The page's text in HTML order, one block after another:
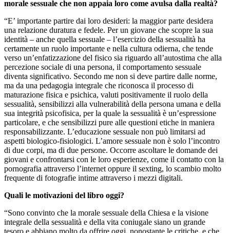
morale sessuale che non appaia loro come avulsa dalla realtà?
“E’ importante partire dai loro desideri: la maggior parte desidera
una relazione duratura e fedele. Per un giovane che scopre la sua
identità – anche quella sessuale – l’esercizio della sessualità ha
certamente un ruolo importante e nella cultura odierna, che tende
verso un’enfatizzazione del fisico sia riguardo all’autostima che alla
percezione sociale di una persona, il comportamento sessuale
diventa significativo. Secondo me non si deve partire dalle norme,
ma da una pedagogia integrale che riconosca il processo di
maturazione fisica e psichica, valuti positivamente il ruolo della
sessualità, sensibilizzi alla vulnerabilità della persona umana e della
sua integrità psicofisica, per la quale la sessualità è un’espressione
particolare, e che sensibilizzi pure alle questioni etiche in maniera
responsabilizzante. L’educazione sessuale non può limitarsi ad
aspetti biologico-fisiologici. L’amore sessuale non è solo l’incontro
di due corpi, ma di due persone. Occorre ascoltare le domande dei
giovani e confrontarsi con le loro esperienze, come il contatto con la
pornografia attraverso l’internet oppure il sexting, lo scambio molto
frequente di fotografie intime attraverso i mezzi digitali.
Quali le motivazioni del libro oggi?
“Sono convinto che la morale sessuale della Chiesa e la visione
integrale della sessualità e della vita coniugale siano un grande
tesoro e abbiano molto da offrire oggi, nonostante le critiche, e che